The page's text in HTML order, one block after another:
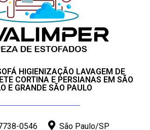
HIGIENIZAÇÃO LAVAGEM DE
CORTINA E PERSIANAS EM SÃO
E GRANDE SÃO PAULO
0546 São Paulo/SP